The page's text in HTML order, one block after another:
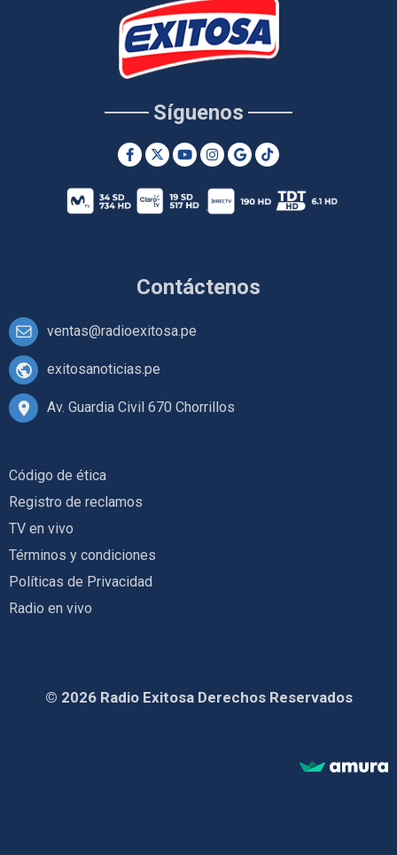
Contáctenos
ventas@radioexitosa.pe
exitosanoticias.pe
Av. Guardia Civil 670 Chorrillos
Síguenos
Código de ética
Registro de reclamos
TV en vivo
Términos y condiciones
Políticas de Privacidad
Radio en vivo
© 2026 Radio Exitosa Derechos Reservados